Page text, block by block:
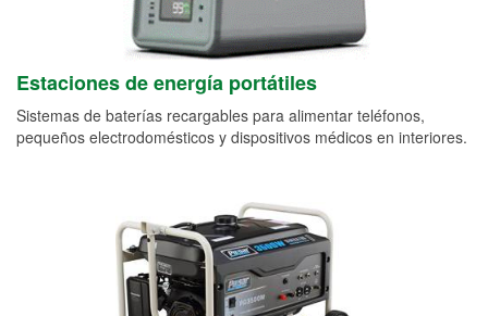
Estaciones de energía portátiles
Sistemas de baterías recargables para alimentar teléfonos,
pequeños electrodomésticos y dispositivos médicos en interiores.